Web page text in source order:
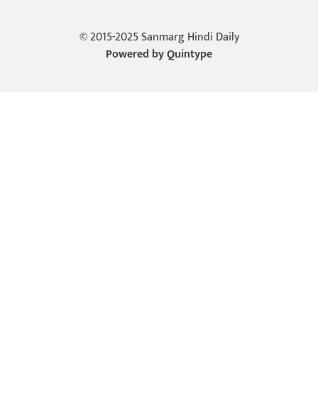
© 2015-2025 Sanmarg Hindi Daily
Powered byQuintype